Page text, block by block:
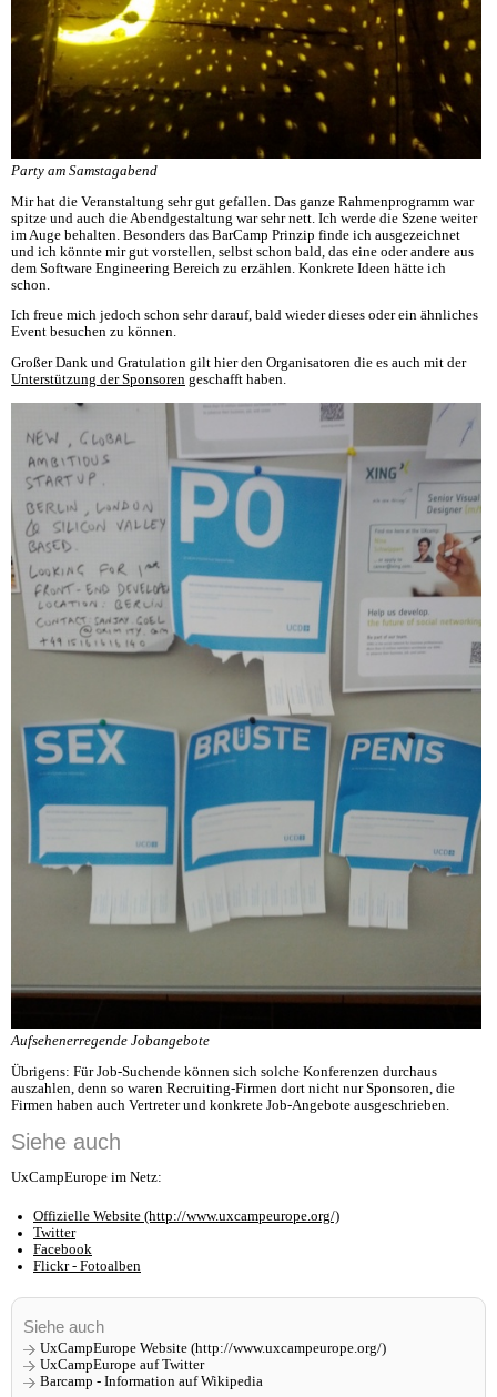
Party am Samstagabend
Mir hat die Veranstaltung sehr gut gefallen. Das ganze Rahmenprogramm war
spitze und auch die Abendgestaltung war sehr nett. Ich werde die Szene weiter
im Auge behalten. Besonders das BarCamp Prinzip finde ich ausgezeichnet
und ich könnte mir gut vorstellen, selbst schon bald, das eine oder andere aus
dem Software Engineering Bereich zu erzählen. Konkrete Ideen hätte ich
schon.
Ich freue mich jedoch schon sehr darauf, bald wieder dieses oder ein ähnliches
Event besuchen zu können.
Großer Dank und Gratulation gilt hier den Organisatoren die es auch mit der
Unterstützung der Sponsoren geschafft haben.
Aufsehenerregende Jobangebote
Übrigens: Für Job-Suchende können sich solche Konferenzen durchaus
auszahlen, denn so waren Recruiting-Firmen dort nicht nur Sponsoren, die
Firmen haben auch Vertreter und konkrete Job-Angebote ausgeschrieben.
Siehe auch
UxCampEurope im Netz:
Offizielle Website (http://www.uxcampeurope.org/)
Twitter
Facebook
Flickr - Fotoalben
Siehe auch
UxCampEurope Website (http://www.uxcampeurope.org/)
UxCampEurope auf Twitter
Barcamp - Information auf Wikipedia